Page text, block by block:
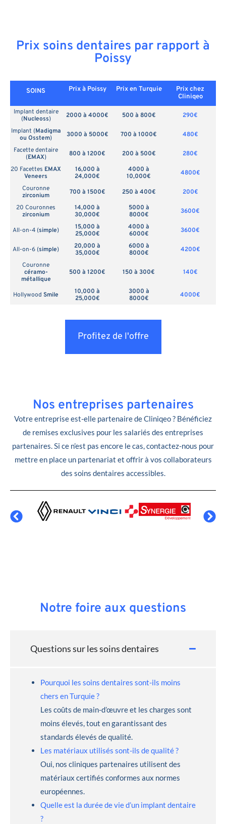
Prix soins dentaires par rapport à
Poissy
SOINS Prix à Poissy Prix en Turquie
Prix chez
Cliniqeo
Implant dentaire
(Nucleoss) 2000 à 4000€ 500 à 800€
290€
Implant (Madigma
ou Osstem) 3000 à 5000€ 700 à 1000€
480€
Facette dentaire
(EMAX) 800 à 1200€ 200 à 500€
280€
20 Facettes EMAX
Veneers
16,000 à
24,000€
4000 à
10,000€
4800€
Couronne
zirconium
700 à 1500€ 250 à 400€
200€
20 Couronnes
zirconium
14,000 à
30,000€
5000 à
8000€
3600€
All-on-4 (simple)
15,000 à
25,000€
4000 à
6000€
3600€
All-on-6 (simple)
20,000 à
35,000€
6000 à
8000€
4200€
Couronne
céramo-
métallique
500 à 1200€ 150 à 300€ 140€
Hollywood Smile
10,000 à
25,000€
3000 à
8000€
4000€
Profitez de l'offre
Nos entreprises partenaires
Votre entreprise est-elle partenaire de Cliniqeo ? Bénéficiez
de remises exclusives pour les salariés des entreprises
partenaires. Si ce n’est pas encore le cas, contactez-nous pour
mettre en place un partenariat et offrir à vos collaborateurs
des soins dentaires accessibles.
Notre foire aux questions
Questions sur les soins dentaires
Pourquoi les soins dentaires sont-ils moins
chers en Turquie ?
Les coûts de main-d’œuvre et les charges sont
moins élevés, tout en garantissant des
standards élevés de qualité.
Les matériaux utilisés sont-ils de qualité ?
Oui, nos cliniques partenaires utilisent des
matériaux certifiés conformes aux normes
européennes.
Quelle est la durée de vie d’un implant dentaire
?